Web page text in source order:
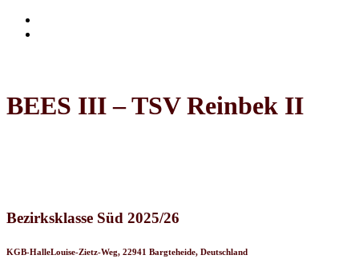
BEES III – TSV Reinbek II
Bezirksklasse Süd 2025/26
KGB-HalleLouise-Zietz-Weg, 22941 Bargteheide, Deutschland